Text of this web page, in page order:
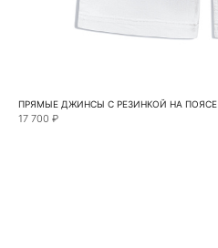
ПРЯМЫЕ ДЖИНСЫ С РЕЗИНКОЙ НА ПОЯСЕ
17 700 ₽